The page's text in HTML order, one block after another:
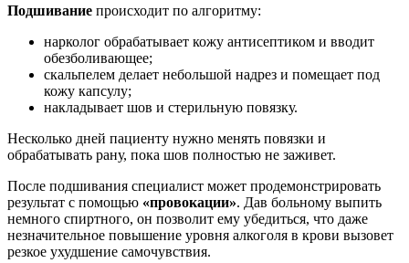
Подшивание происходит по алгоритму:
нарколог обрабатывает кожу антисептиком и вводит
обезболивающее;
скальпелем делает небольшой надрез и помещает под
кожу капсулу;
накладывает шов и стерильную повязку.
Несколько дней пациенту нужно менять повязки и
обрабатывать рану, пока шов полностью не заживет.
После подшивания специалист может продемонстрировать
результат с помощью «провокации». Дав больному выпить
немного спиртного, он позволит ему убедиться, что даже
незначительное повышение уровня алкоголя в крови вызовет
резкое ухудшение самочувствия.